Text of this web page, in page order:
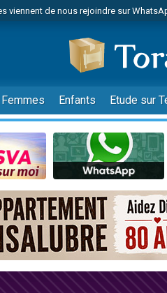
viennent de nous rejoindre sur
viennent de faire un don pour 1
viennent de demander une bénédiction
viennent de nous rejoindre sur
49 places pour étudier en groupe sur
viennent de faire un don pour
donner son Maasser
viennent de nous rejoindre sur
viennent de nous rejoindre sur
viennent de faire un don pour 5
de donner son Maasser
viennent de demander une
viennent de nous rejoindre sur
Femmes Enfants Etude sur